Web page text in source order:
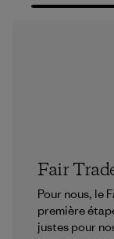
Fair
Pour nous, le
première
justes pour